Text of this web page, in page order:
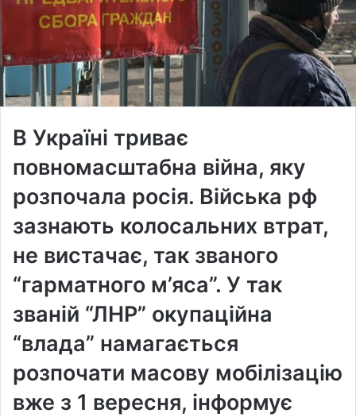
В Україні триває
повномасштабна війна, яку
розпочала росія. Війська рф
зазнають колосальних втрат,
не вистачає, так званого
“гарматного м’яса”. У так
званій “ЛНР” окупаційна
“влада” намагається
розпочати масову мобілізацію
вже з 1 вересня, інформує